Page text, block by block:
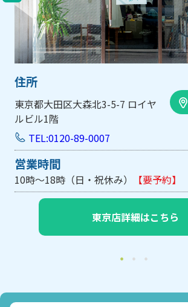
住所
大阪市中央区内平野町1-1-5 西大
手前ビル103号
TEL:0120-89-0007
営業時間
10時～18時（日・祝休み/土曜は不定休）
大阪店詳細はこちら